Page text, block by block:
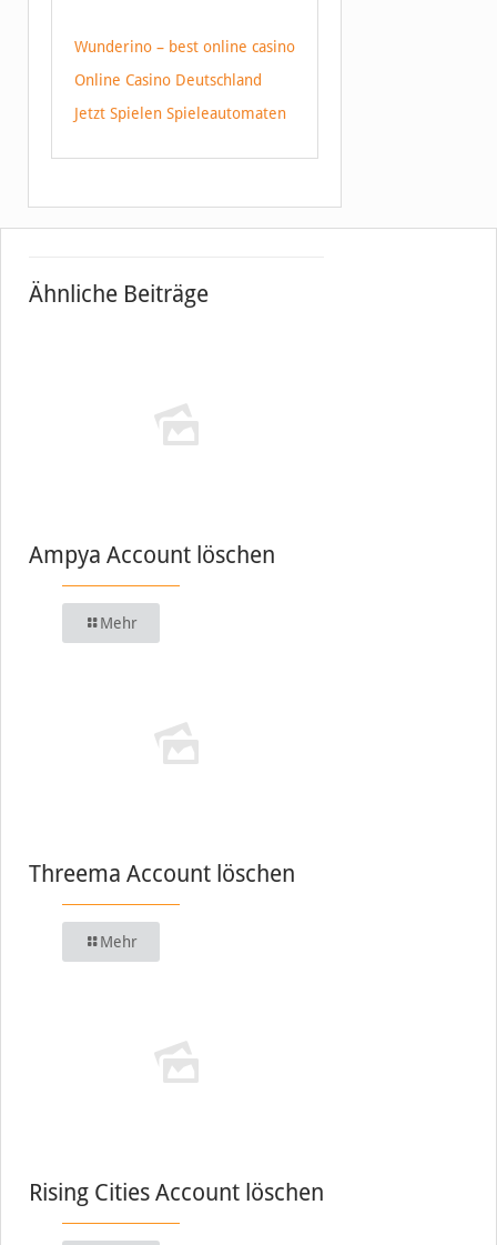
Wunderino – best online casino
Online Casino Deutschland
Jetzt Spielen Spieleautomaten
Ähnliche Beiträge
Ampya Account löschen
Mehr
Threema Account löschen
Mehr
Rising Cities Account löschen